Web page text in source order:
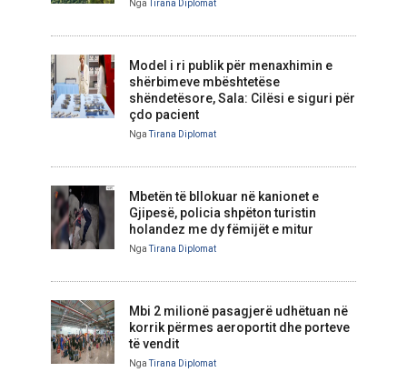
Nga Tirana Diplomat
Model i ri publik për menaxhimin e
shërbimeve mbështetëse
shëndetësore, Sala: Cilësi e siguri për
çdo pacient
NgaTirana Diplomat
Mbetën të bllokuar në kanionet e
Gjipesë, policia shpëton turistin
holandez me dy fëmijët e mitur
NgaTirana Diplomat
Mbi 2 milionë pasagjerë udhëtuan në
korrik përmes aeroportit dhe porteve
të vendit
NgaTirana Diplomat